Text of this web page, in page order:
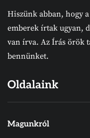
Hiszünk abban, hogy
emberek írtak ugyan,
van írva. Az Írás örök
bennünket.
Oldalaink
Magunkról